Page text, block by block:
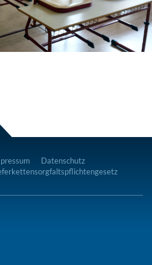
Datenschutz